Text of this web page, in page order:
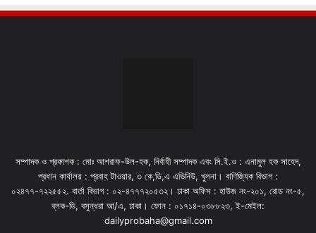
সম্পাদক ও প্রকাশক : মোঃ আশরাফ-উল-হক, নির্বাহী সম্পাদক এবং সি.ই.ও : এনামুল হক সাহেদ,
প্রধান কার্যালয় : প্রবাহ টাওয়ার, ৩ কে,ডি,এ এভিনিউ, খুলনা। বাণিজ্যিক বিভাগ :
০২৪৭৭-৭২২৫৫২. বার্তা বিভাগ : ০২-৪৭৭৭২০৫৩২। ঢাকা অফিস : হাউজ নং-২০১, রোড নং-৫,
ব্লক-ডি, বসুন্ধরা আ/এ, ঢাকা। ফোন : ০১৭১৪-০৩৮৮২৩, ই-মেইল:
dailyprobaha@gmail.com